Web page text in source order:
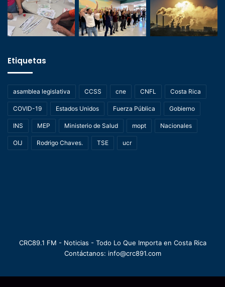
Etiquetas
asamblea legislativa CCSS cne CNFL Costa Rica
COVID-19 Estados Unidos Fuerza Pública Gobierno
INS MEP Ministerio de Salud mopt Nacionales
OIJ Rodrigo Chaves. TSE ucr
CRC89.1 FM - Noticias - Todo Lo Que Importa en Costa Rica
Contáctanos: info@crc891.com